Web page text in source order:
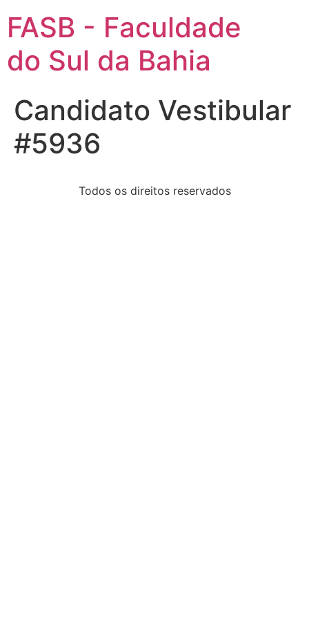
FASB - Faculdade
do Sul da Bahia
Candidato Vestibular
#5936
Todos os direitos reservados